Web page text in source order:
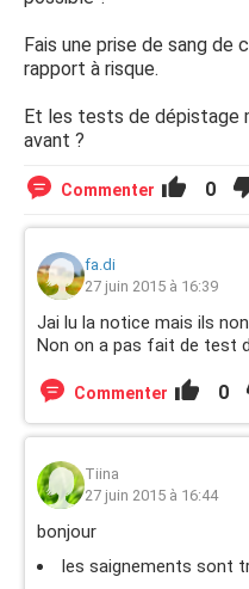
Fais une prise de sang de
rapport à risque.
Et les tests de dépistage
avant ?
Commenter 0
fa.di
27 juin 2015 à 16:39
Jai lu la notice mais ils
Non on a pas fait de test
Commenter 0
Tiina
27 juin 2015 à 16:44
bonjour
les saignements sont